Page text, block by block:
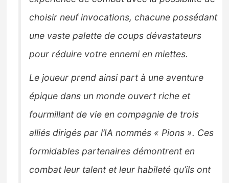
choisir neuf invocations, chacune possédant
une vaste palette de coups dévastateurs
pour réduire votre ennemi en miettes.
Le joueur prend ainsi part à une aventure
épique dans un monde ouvert riche et
fourmillant de vie en compagnie de trois
alliés dirigés par l’IA nommés « Pions ». Ces
formidables partenaires démontrent en
combat leur talent et leur habileté qu’ils ont